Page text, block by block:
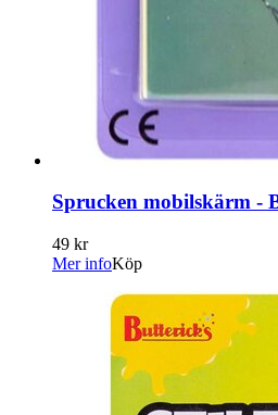
Sprucken mobilskärm -
49 kr
Mer infoKöp